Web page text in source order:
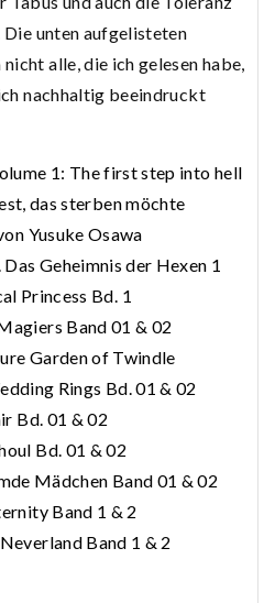
unten aufgelisteten
alle, die ich gelesen habe,
nachhaltig beeindruckt
1: The first step into hell
das sterben möchte
Yusuke Osawa
Geheimnis der Hexen 1
Princess Bd. 1
Band 01 & 02
Garden of Twindle
Rings Bd. 01 & 02
Bd. 01 & 02
Bd. 01 & 02
Mädchen Band 01 & 02
Band 1 & 2
Band 1 & 2